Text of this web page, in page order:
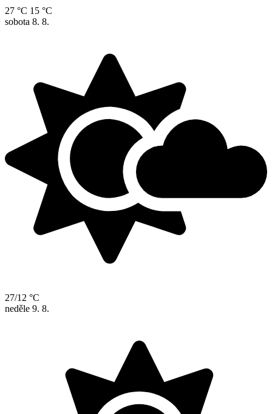
27 °C 15 °C
sobota 8. 8.
27/12 °C
neděle 9. 8.